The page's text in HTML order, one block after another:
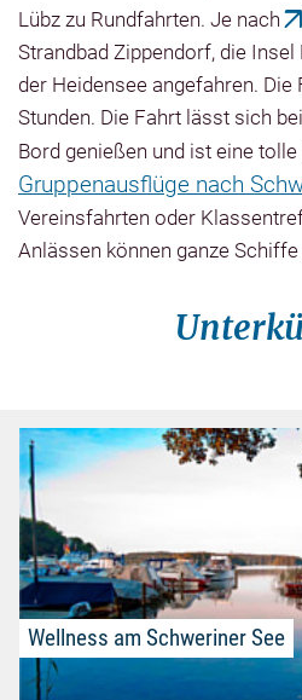
Lübz zu Rundfahrten. Je nach
Strandbad Zippendorf, die
der Heidensee angefahren. Die
Stunden. Die Fahrt lässt sich
Bord genießen und ist eine
Gruppenausflüge nach
Vereinsfahrten oder
Anlässen können ganze
Wellness am Schweriner See